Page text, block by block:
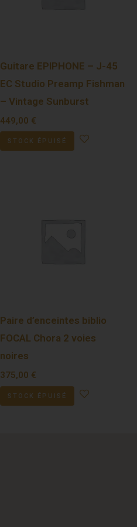
Guitare EPIPHONE – J-45
EC Studio Preamp Fishman
– Vintage Sunburst
449,00 €
STOCK ÉPUISÉ
Paire d’enceintes biblio
FOCAL Chora 2 voies
noires
375,00 €
STOCK ÉPUISÉ